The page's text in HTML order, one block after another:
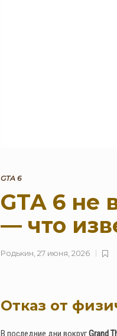
GTA 6
GTA 6 не
— что
Родькин 27 июня, 2026
Отказ от
В последние дни вокругGrand
Месяц событий
0
134